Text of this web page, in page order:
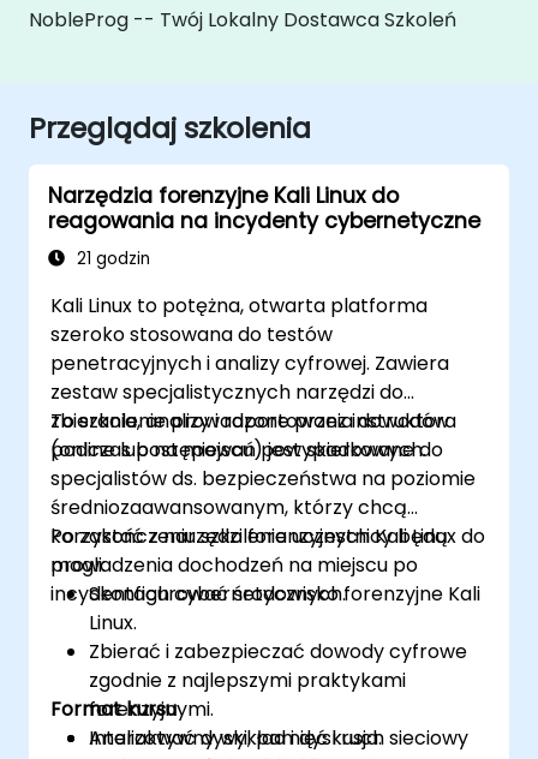
NobleProg -- Twój Lokalny Dostawca Szkoleń
Przeglądaj szkolenia
Narzędzia forenzyjne Kali Linux do
reagowania na incydenty cybernetyczne
21 godzin
Kali Linux to potężna, otwarta platforma
szeroko stosowana do testów
penetracyjnych i analizy cyfrowej. Zawiera
zestaw specjalistycznych narzędzi do
zbierania, analizy i raportowania dowodów
podczas postępowań powypadkowych.
To szkolenie prowadzone przez instruktora
(online lub na miejscu) jest skierowane do
specjalistów ds. bezpieczeństwa na poziomie
średniozaawansowanym, którzy chcą
korzystać z narzędzi forenzyjnych Kali Linux do
prowadzenia dochodzeń na miejscu po
incydentach cybernetycznych.
Po zakończeniu szkolenia uczestnicy będą
mogli:
Skonfigurować środowisko forenzyjne Kali
Linux.
Zbierać i zabezpieczać dowody cyfrowe
zgodnie z najlepszymi praktykami
forenzyjnymi.
Analizować dyski, pamięć i ruch sieciowy
Format kursu
Interaktywny wykład i dyskusja.